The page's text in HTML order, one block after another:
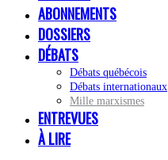
ABONNEMENTS
DOSSIERS
DÉBATS
Débats québécois
Débats internationaux
Mille marxismes
ENTREVUES
À LIRE